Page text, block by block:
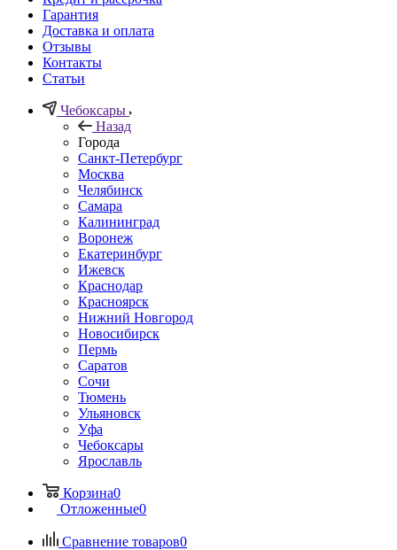
Гарантия
Доставка и оплата
Отзывы
Контакты
Статьи
Чебоксары
Назад
Города
Санкт-Петербург
Москва
Челябинск
Самара
Калининград
Воронеж
Екатеринбург
Ижевск
Краснодар
Красноярск
Нижний Новгород
Новосибирск
Пермь
Саратов
Сочи
Тюмень
Ульяновск
Уфа
Чебоксары
Ярославль
Корзина0
Отложенные0
Сравнение товаров0